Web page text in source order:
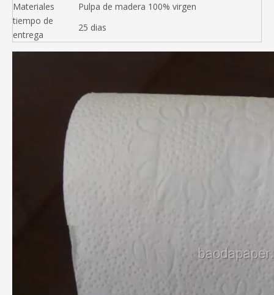
Materiales
Pulpa de madera 100% virgen
tiempo de
entrega
25 dias